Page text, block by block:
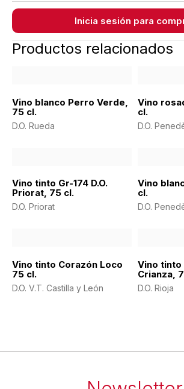
Inicia sesión para
Productos relacionados
Vino blanco Perro Verde,
75 cl.
D.O. Rueda
Vino
cl.
D.O.
Vino tinto Gr-174 D.O.
Priorat, 75 cl.
D.O. Priorat
Vino
cl.
D.O.
Vino tinto Corazón Loco
75 cl.
D.O. V.T. Castilla y León
Vino tinto
Crianza,
D.O. Rioja